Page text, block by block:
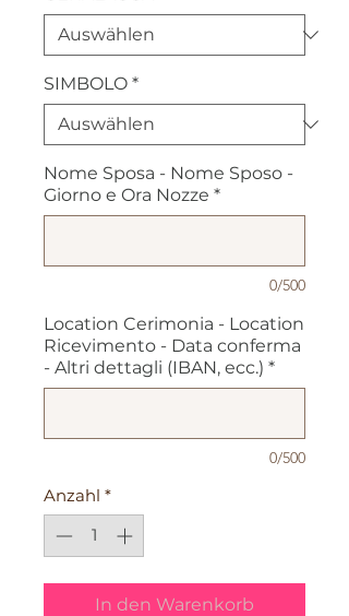
SIMBOLO *
Nome Sposa - Nome Sposo -
Giorno e Ora Nozze *
0/500
Location Cerimonia - Location
Ricevimento - Data conferma
- Altri dettagli (IBAN, ecc.) *
0/500
Anzahl *
In den Warenkorb